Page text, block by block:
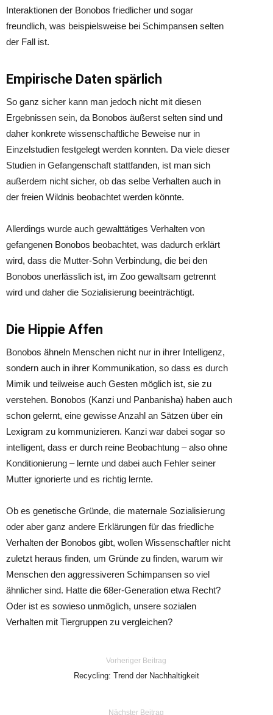
Interaktionen der Bonobos friedlicher und sogar
freundlich, was beispielsweise bei Schimpansen selten
der Fall ist.
Empirische Daten spärlich
So ganz sicher kann man jedoch nicht mit diesen
Ergebnissen sein, da Bonobos äußerst selten sind und
daher konkrete wissenschaftliche Beweise nur in
Einzelstudien festgelegt werden konnten. Da viele dieser
Studien in Gefangenschaft stattfanden, ist man sich
außerdem nicht sicher, ob das selbe Verhalten auch in
der freien Wildnis beobachtet werden könnte.
Allerdings wurde auch gewalttätiges Verhalten von
gefangenen Bonobos beobachtet, was dadurch erklärt
wird, dass die Mutter-Sohn Verbindung, die bei den
Bonobos unerlässlich ist, im Zoo gewaltsam getrennt
wird und daher die Sozialisierung beeinträchtigt.
Die Hippie Affen
Bonobos ähneln Menschen nicht nur in ihrer Intelligenz,
sondern auch in ihrer Kommunikation, so dass es durch
Mimik und teilweise auch Gesten möglich ist, sie zu
verstehen. Bonobos (Kanzi und Panbanisha) haben auch
schon gelernt, eine gewisse Anzahl an Sätzen über ein
Lexigram zu kommunizieren. Kanzi war dabei sogar so
intelligent, dass er durch reine Beobachtung – also ohne
Konditionierung – lernte und dabei auch Fehler seiner
Mutter ignorierte und es richtig lernte.
Ob es genetische Gründe, die maternale Sozialisierung
oder aber ganz andere Erklärungen für das friedliche
Verhalten der Bonobos gibt, wollen Wissenschaftler nicht
zuletzt heraus finden, um Gründe zu finden, warum wir
Menschen den aggressiveren Schimpansen so viel
ähnlicher sind. Hatte die 68er-Generation etwa Recht?
Oder ist es sowieso unmöglich, unsere sozialen
Verhalten mit Tiergruppen zu vergleichen?
Vorheriger Beitrag
Recycling: Trend der Nachhaltigkeit
Nächster Beitrag